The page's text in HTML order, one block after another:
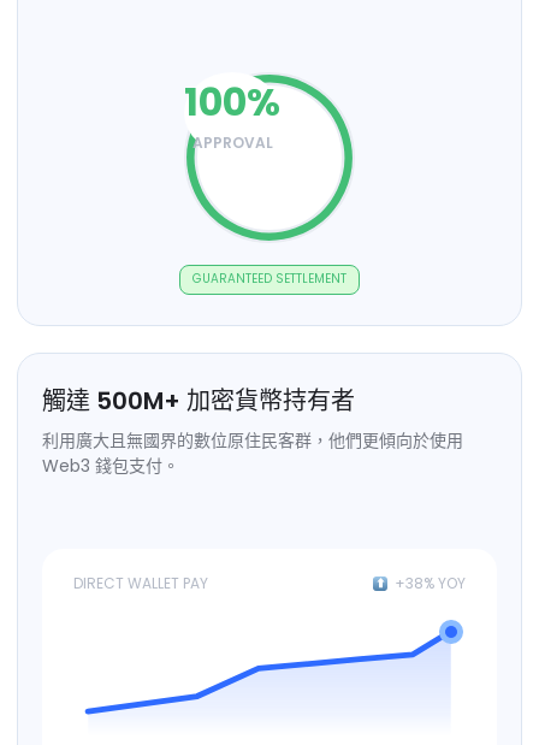
100%
APPROVAL
GUARANTEED SETTLEMENT
觸達 500M+ 加密貨幣持有者
利用廣大且無國界的數位原住民客群，他們更傾向於使用
Web3 錢包支付。
DIRECT WALLET PAY +38% YOY